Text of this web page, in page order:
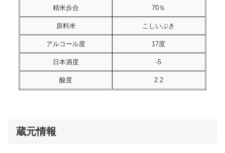
精米歩合 70％
原料米 こしいぶき
アルコール度 17度
日本酒度 -5
酸度 2.2
蔵元情報